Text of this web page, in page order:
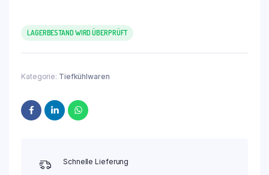
LAGERBESTAND WIRD ÜBERPRÜFT
Kategorie: Tiefkühlwaren
Schnelle Lieferung